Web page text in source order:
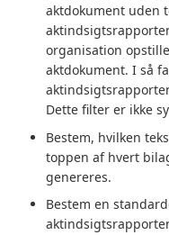
aktdokument uden
organisation
aktdokument. I så
Dette filter er ikke
Bestem, hvilken
toppen af hvert
genereres.
Bestem en